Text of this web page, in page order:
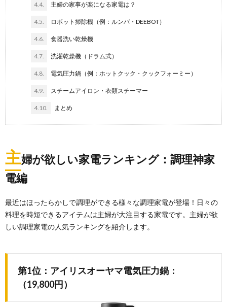
4.4. 主婦の家事が楽になる家電は？
4.5. ロボット掃除機（例：ルンバ・DEEBOT）
4.6. 食器洗い乾燥機
4.7. 洗濯乾燥機（ドラム式）
4.8. 電気圧力鍋（例：ホットクック・クックフォーミー）
4.9. スチームアイロン・衣類スチーマー
4.10. まとめ
主婦が欲しい家電ランキング：調理神家
電編
最近はほったらかしで調理ができる様々な調理家電が登場！日々の
料理を時短できるアイテムは主婦が大注目する家電です。主婦が欲
しい調理家電の人気ランキングを紹介します。
第1位：アイリスオーヤマ電気圧力鍋：
（19,800円）